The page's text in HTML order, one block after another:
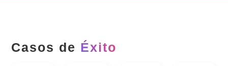
Casos de Éxito